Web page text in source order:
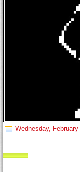
Wednesday,